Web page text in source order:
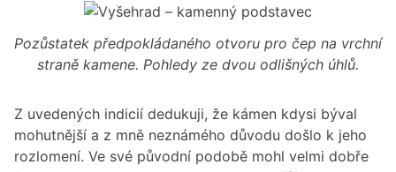
Pozůstatek předpokládaného otvoru pro čep na vrchní
straně kamene. Pohledy ze dvou odlišných úhlů.
Z uvedených indicií dedukuji, že kámen kdysi býval
mohutnější a z mně neznámého důvodu došlo k jeho
rozlomení. Ve své původní podobě mohl velmi dobře